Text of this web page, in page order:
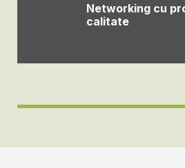
Networking cu
calitate